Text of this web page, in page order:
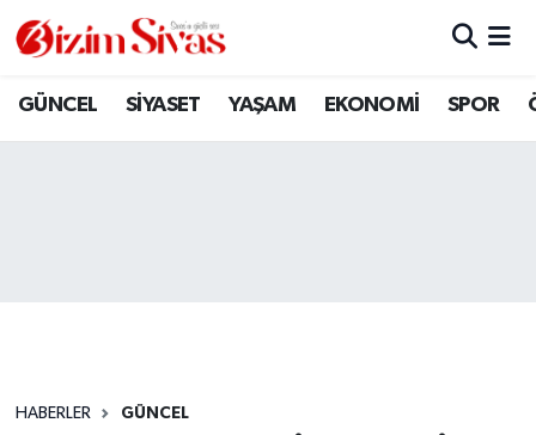
GÜNCEL SİYASET YAŞAM EKONOMİ SPOR
HABERLER GÜNCEL
ARAMIZDAN AYRILANLAR
Sivas Nöbetçi Eczaneler